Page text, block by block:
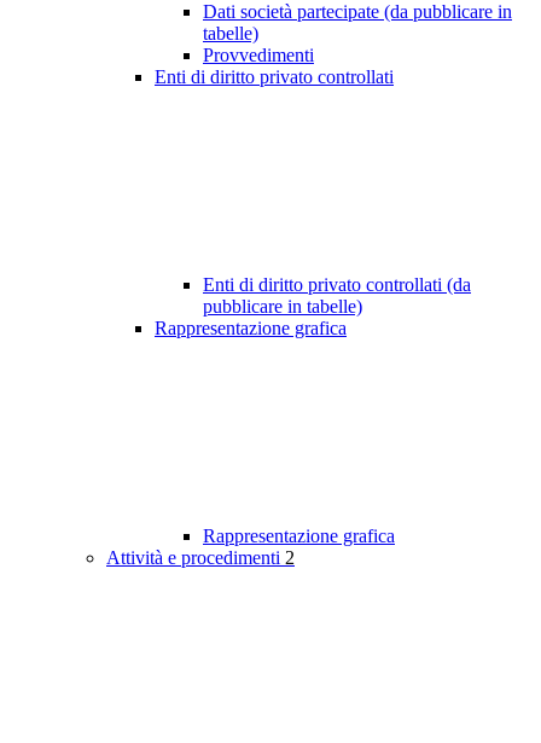
Dati società partecipate (da pubblicare in
tabelle)
Provvedimenti
Enti di diritto privato controllati
Enti di diritto privato controllati (da
pubblicare in tabelle)
Rappresentazione grafica
Rappresentazione grafica
Attività e procedimenti 2